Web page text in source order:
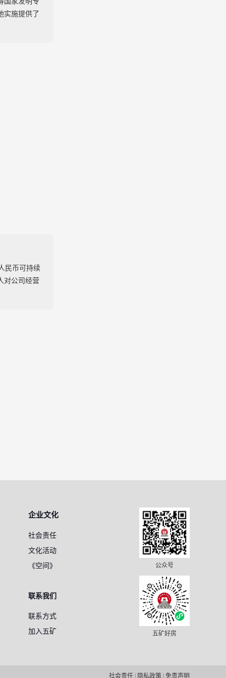
实施提供了
民币可持续
对公司经营
企业文化
社会责任
文化活动
《空间》
联系我们
联系方式
加入五矿
公众号
五矿好房
社会责任 隐私政策 免责声明